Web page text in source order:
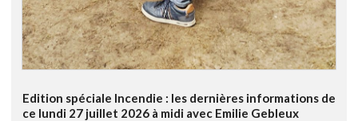
Edition spéciale Incendie : les dernières informations de
ce lundi 27 juillet 2026 à midi avec Emilie Gebleux